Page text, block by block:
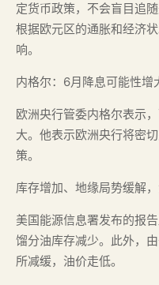
定货币政策，不会盲目追
根据欧元区的通胀和经济
响。
内格尔：6月降息可能性增
欧洲央行管委内格尔表示
大。他表示欧洲央行将密
策。
库存增加、地缘局势缓解
美国能源信息署发布的报
馏分油库存减少。此外，
所减缓，油价走低。